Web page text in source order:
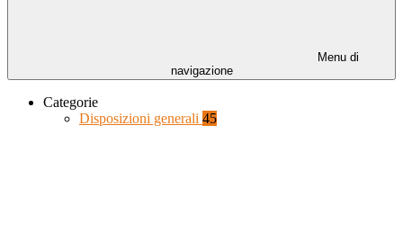
Menu di
navigazione
Categorie
Disposizioni generali 45